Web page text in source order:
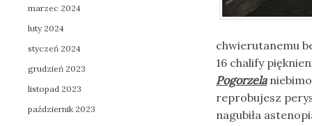
chwierutanemu
16 chalify
Pogorzela
reprobujesz
nagubiła
marzec 2024
luty 2024
styczeń 2024
grudzień 2023
listopad 2023
październik 2023